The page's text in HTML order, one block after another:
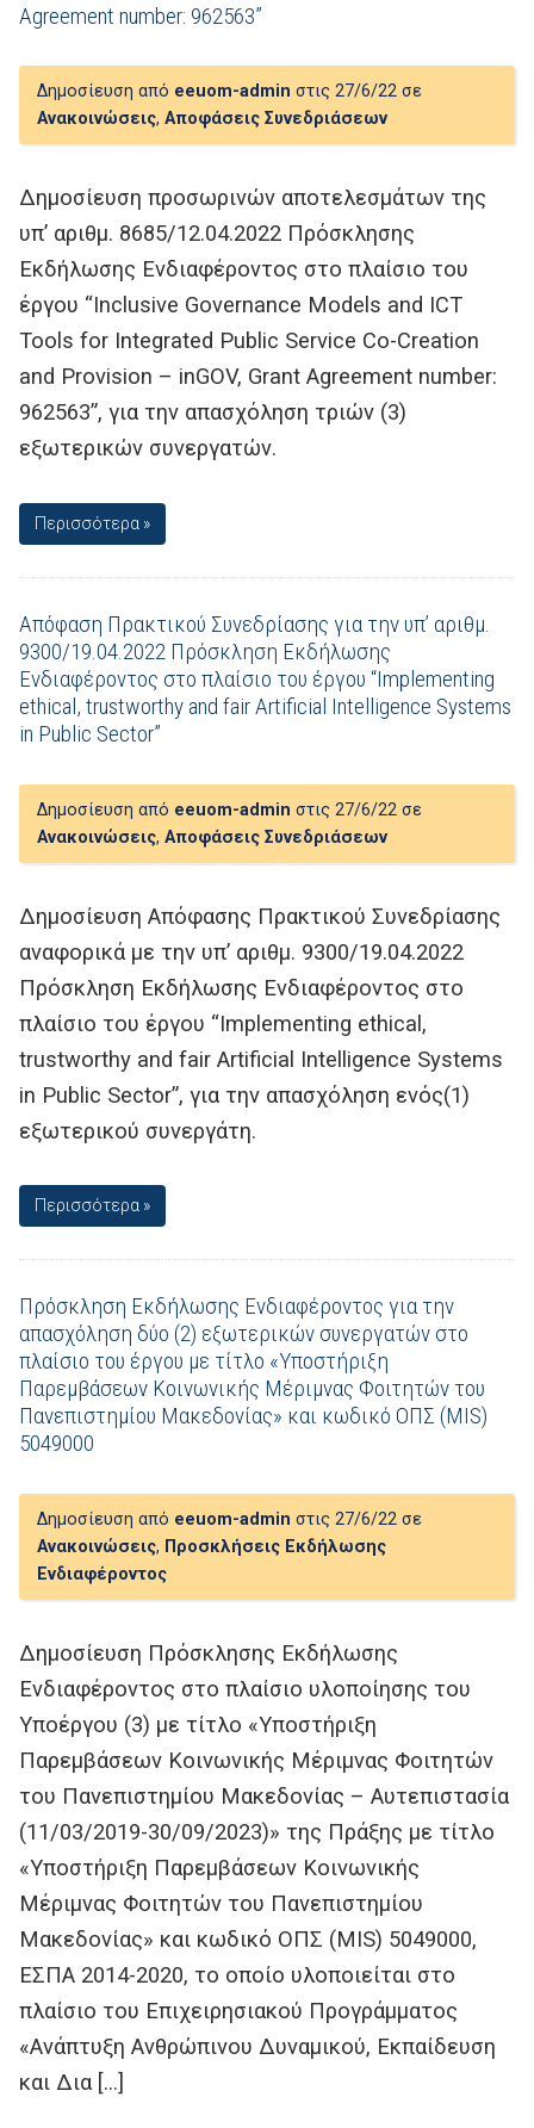
Agreement number: 962563”
Δημοσίευση από eeuom-admin στις 27/6/22 σε
Ανακοινώσεις, Αποφάσεις Συνεδριάσεων
Δημοσίευση προσωρινών αποτελεσμάτων της
υπ’ αριθμ. 8685/12.04.2022 Πρόσκλησης
Εκδήλωσης Ενδιαφέροντος στο πλαίσιο του
έργου “Inclusive Governance Models and ICT
Tools for Integrated Public Service Co-Creation
and Provision – inGOV, Grant Agreement number:
962563”, για την απασχόληση τριών (3)
εξωτερικών συνεργατών.
Περισσότερα »
Απόφαση Πρακτικού Συνεδρίασης για την υπ’ αριθμ.
9300/19.04.2022 Πρόσκληση Εκδήλωσης
Ενδιαφέροντος στο πλαίσιο του έργου “Implementing
ethical, trustworthy and fair Artificial Intelligence Systems
in Public Sector”
Δημοσίευση από eeuom-admin στις 27/6/22 σε
Ανακοινώσεις, Αποφάσεις Συνεδριάσεων
Δημοσίευση Απόφασης Πρακτικού Συνεδρίασης
αναφορικά με την υπ’ αριθμ. 9300/19.04.2022
Πρόσκληση Εκδήλωσης Ενδιαφέροντος στο
πλαίσιο του έργου “Implementing ethical,
trustworthy and fair Artificial Intelligence Systems
in Public Sector”, για την απασχόληση ενός(1)
εξωτερικού συνεργάτη.
Περισσότερα »
Πρόσκληση Εκδήλωσης Ενδιαφέροντος για την
απασχόληση δύο (2) εξωτερικών συνεργατών στο
πλαίσιο του έργου με τίτλο «Υποστήριξη
Παρεμβάσεων Κοινωνικής Μέριμνας Φοιτητών του
Πανεπιστημίου Μακεδονίας» και κωδικό ΟΠΣ (MIS)
5049000
Δημοσίευση από eeuom-admin στις 27/6/22 σε
Ανακοινώσεις, Προσκλήσεις Εκδήλωσης
Ενδιαφέροντος
Δημοσίευση Πρόσκλησης Εκδήλωσης
Ενδιαφέροντος στο πλαίσιο υλοποίησης του
Υποέργου (3) με τίτλο «Υποστήριξη
Παρεμβάσεων Κοινωνικής Μέριμνας Φοιτητών
του Πανεπιστημίου Μακεδονίας – Αυτεπιστασία
(11/03/2019-30/09/2023)» της Πράξης με τίτλο
«Υποστήριξη Παρεμβάσεων Κοινωνικής
Μέριμνας Φοιτητών του Πανεπιστημίου
Μακεδονίας» και κωδικό ΟΠΣ (MIS) 5049000,
ΕΣΠΑ 2014-2020, το οποίο υλοποιείται στο
πλαίσιο του Επιχειρησιακού Προγράμματος
«Ανάπτυξη Ανθρώπινου Δυναμικού, Εκπαίδευση
και Δια […]